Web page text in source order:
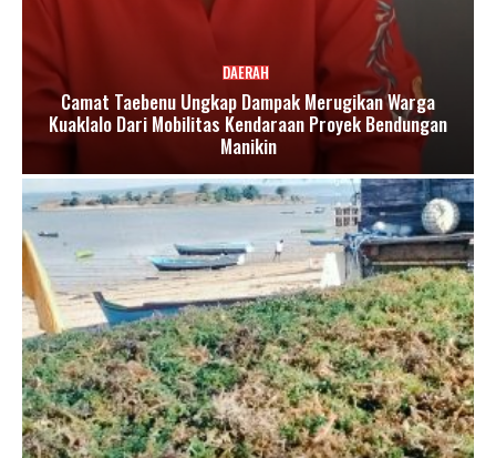
DAERAH
Camat Taebenu Ungkap Dampak Merugikan Warga
Kuaklalo Dari Mobilitas Kendaraan Proyek Bendungan
Manikin